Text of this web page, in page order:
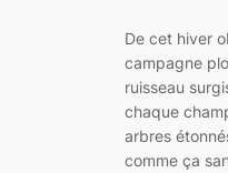
De cet hiver
campagne
ruisseau
chaque
arbres
comme ça